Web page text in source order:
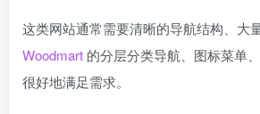
这类网站通常需要清晰的导航结构、大
Woodmart 的分层分类导航、图标菜单
很好地满足需求。